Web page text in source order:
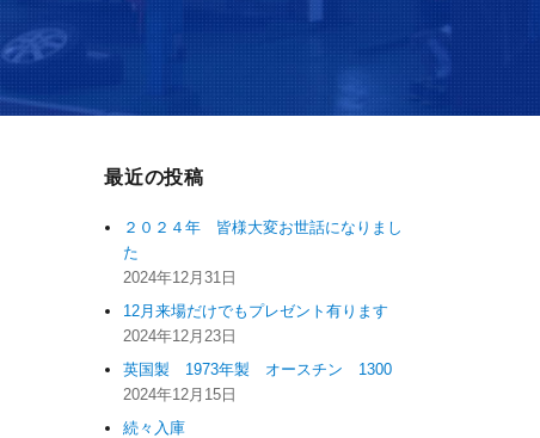
最近の投稿
２０２４年 皆様大変お世話になりまし
た
2024年12月31日
12月来場だけでもプレゼント有ります
2024年12月23日
英国製 1973年製 オースチン 1300
2024年12月15日
続々入庫